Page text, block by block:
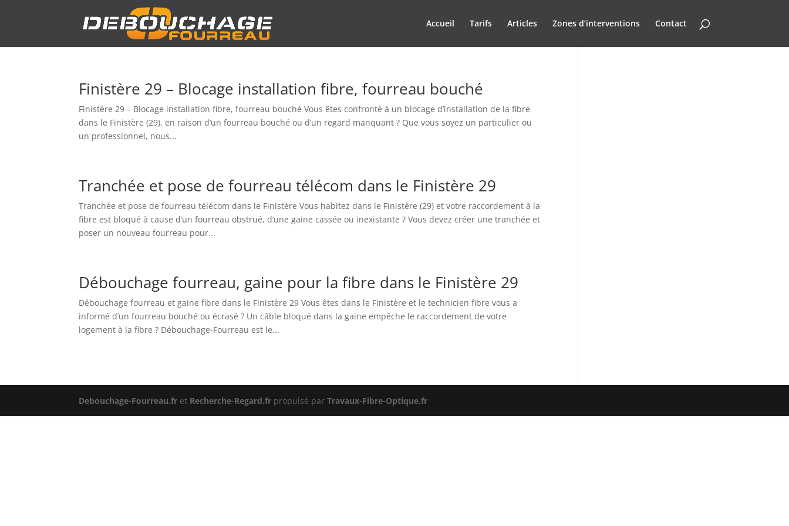
Accueil Tarifs Articles Zones d’interventions Contact
Finistère 29 – Blocage installation fibre, fourreau bouché
Finistère 29 – Blocage installation fibre, fourreau bouché Vous êtes confronté à un blocage d’installation de la fibre
dans le Finistère (29), en raison d’un fourreau bouché ou d’un regard manquant ? Que vous soyez un particulier ou
un professionnel, nous...
Tranchée et pose de fourreau télécom dans le Finistère 29
Tranchée et pose de fourreau télécom dans le Finistère Vous habitez dans le Finistère (29) et votre raccordement à la
fibre est bloqué à cause d’un fourreau obstrué, d’une gaine cassée ou inexistante ? Vous devez créer une tranchée et
poser un nouveau fourreau pour...
Débouchage fourreau, gaine pour la fibre dans le Finistère 29
Débouchage fourreau et gaine fibre dans le Finistère 29 Vous êtes dans le Finistère et le technicien fibre vous a
informé d’un fourreau bouché ou écrasé ? Un câble bloqué dans la gaine empêche le raccordement de votre
logement à la fibre ? Débouchage-Fourreau est le...
Debouchage-Fourreau.fr et Recherche-Regard.fr propulsé parTravaux-Fibre-Optique.fr